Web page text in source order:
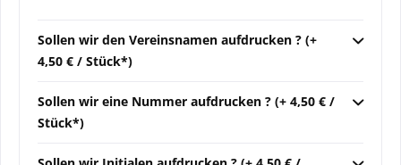
Sollen wir den Vereinsnamen aufdrucken ? (+
4,50 € / Stück*)
Sollen wir eine Nummer aufdrucken ? (+ 4,50 € /
Stück*)